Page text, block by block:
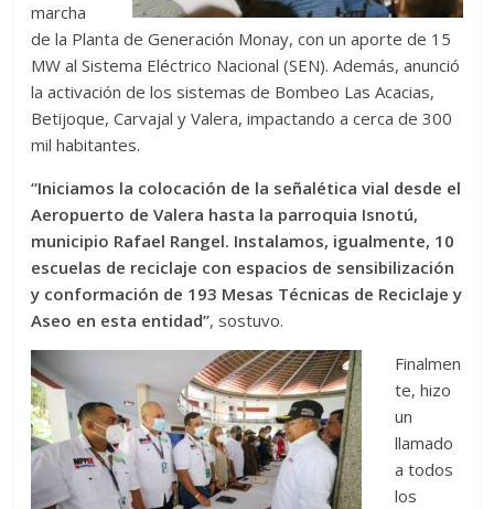
marcha
de la Planta de Generación Monay, con un aporte de 15
MW al Sistema Eléctrico Nacional (SEN). Además, anunció
la activación de los sistemas de Bombeo Las Acacias,
Betijoque, Carvajal y Valera, impactando a cerca de 300
mil habitantes.
“Iniciamos la colocación de la señalética vial desde el
Aeropuerto de Valera hasta la parroquia Isnotú,
municipio Rafael Rangel. Instalamos, igualmente, 10
escuelas de reciclaje con espacios de sensibilización
y conformación de 193 Mesas Técnicas de Reciclaje y
Aseo en esta entidad”, sostuvo.
Finalmen
te, hizo
un
llamado
a todos
los